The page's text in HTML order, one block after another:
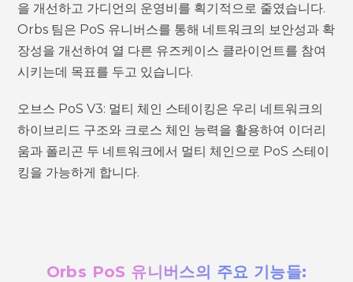
을 개선하고 가디언의 운영비를 획기적으로 줄였습니다.
Orbs 팀은 PoS 유니버스를 통해 네트워크의 보안성과 확
장성을 개선하여 열 다른 유즈케이스 클라이언트를 참여
시키는데 목표를 두고 있습니다.
오브스 PoS V3: 멀티 체인 스테이킹은 우리 네트워크의
하이브리드 구조와 크로스 체인 능력을 활용하여 이더리
움과 폴리곤 두 네트워크에서 멀티 체인으로 PoS 스테이
킹을 가능하게 합니다.
Orbs PoS 유니버스의 주요 기능들: